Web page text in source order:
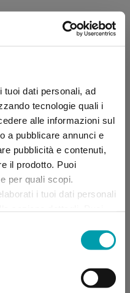
tuoi dati personali, ad
tecnologie quali i
alle informazioni sul
a pubblicare annunci e
pubblicità e contenuti,
il prodotto. Puoi
per quali scopi.
i tuoi dati personali
“
has occurred (see the
information)